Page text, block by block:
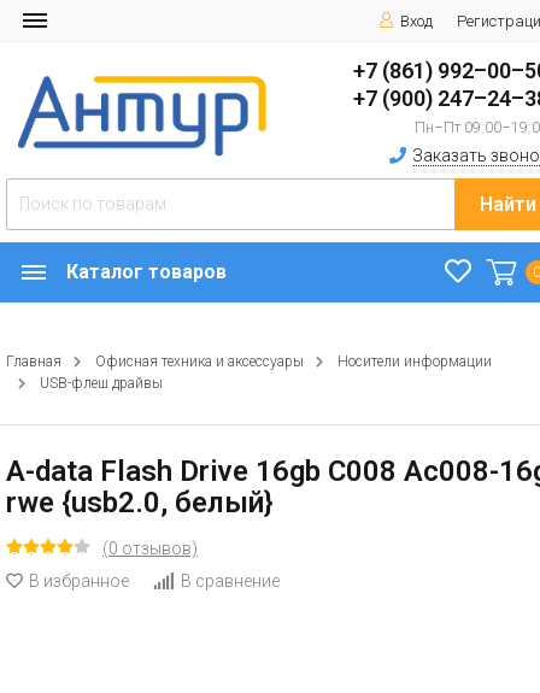
Вход
+7 (861)
+7 (900)
Пн–Пт
Заказать
Найти
Каталог товаров
Главная Офисная техника и аксессуары
Носители информации
USB-флеш драйвы
A-data Flash Drive 16gb С008 Ac008-
rwe {usb2.0, белый}
(0 отзывов)
В избранное
В сравнение